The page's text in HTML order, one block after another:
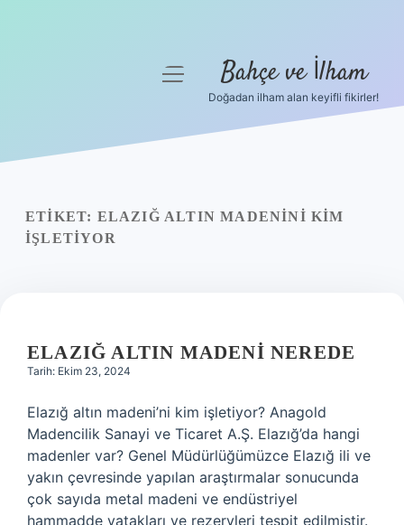
Yasal Uyarı
menüyü
Bahçe ve İlham
Doğadan ilham alan keyifli fikirler!
ETIKET: ELAZIĞ ALTIN MADENINI KIM
IŞLETIYOR
ELAZIĞ ALTIN MADENI NEREDE
Tarih: Ekim 23, 2024
Elazığ altın madeni’ni kim işletiyor? Anagold
Madencilik Sanayi ve Ticaret A.Ş. Elazığ’da hangi
madenler var? Genel Müdürlüğümüzce Elazığ ili ve
yakın çevresinde yapılan araştırmalar sonucunda
çok sayıda metal madeni ve endüstriyel
hammadde yatakları ve rezervleri tespit edilmiştir.